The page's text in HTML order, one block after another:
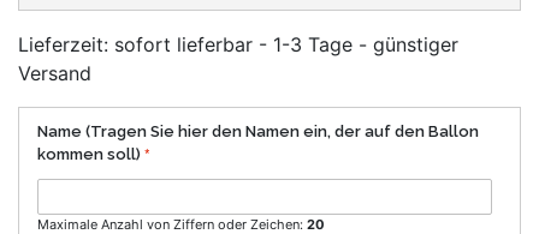
Lieferzeit: sofort lieferbar - 1-3 Tage - günstiger
Versand
Name (Tragen Sie hier den Namen ein, der auf den Ballon
kommen soll)
Maximale Anzahl von Ziffern oder Zeichen: 20